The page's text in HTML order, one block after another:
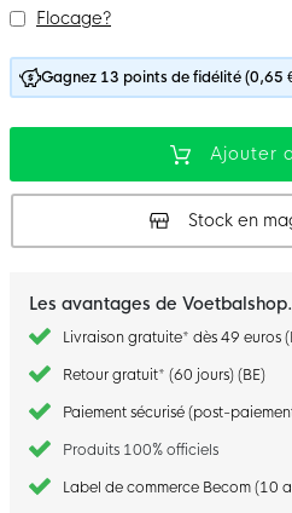
Flocage?
Gagnez 13 points de fidélité (0,65
Ajouter
Stock en
Les avantages de
Livraison gratuite* dès 49 euros
Retour gratuit* (60 jours) (BE)
Paiement sécurisé (post-
Produits 100% officiels
Label de commerce Becom (10